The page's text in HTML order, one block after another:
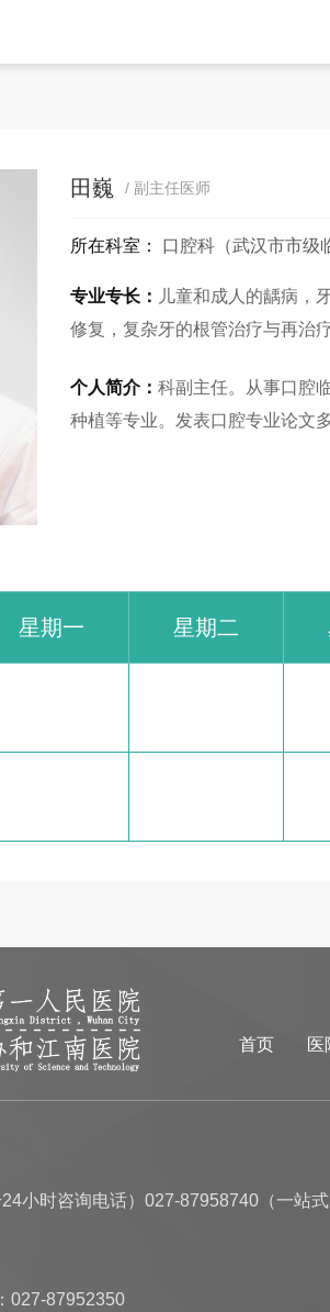
田巍 / 副主任医师
所在科室： 口腔科（武汉市市级
专业专长： 儿童和成人的龋病，
修复，复杂牙的根管治疗与再治
个人简介：科副主任。从事口腔
种植等专业。发表口腔专业论文
星期一 星期二
首页 医
小时咨询电话）027-87958740（一站式
027-87952350